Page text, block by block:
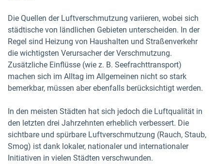
Die Quellen der Luftverschmutzung variieren, wobei sich
städtische von ländlichen Gebieten unterscheiden. In der
Regel sind Heizung von Haushalten und Straßenverkehr
die wichtigsten Verursacher der Verschmutzung.
Zusätzliche Einflüsse (wie z. B. Seefrachttransport)
machen sich im Alltag im Allgemeinen nicht so stark
bemerkbar, müssen aber ebenfalls berücksichtigt werden.
In den meisten Städten hat sich jedoch die Luftqualität in
den letzten drei Jahrzehnten erheblich verbessert. Die
sichtbare und spürbare Luftverschmutzung (Rauch, Staub,
Smog) ist dank lokaler, nationaler und internationaler
Initiativen in vielen Städten verschwunden.